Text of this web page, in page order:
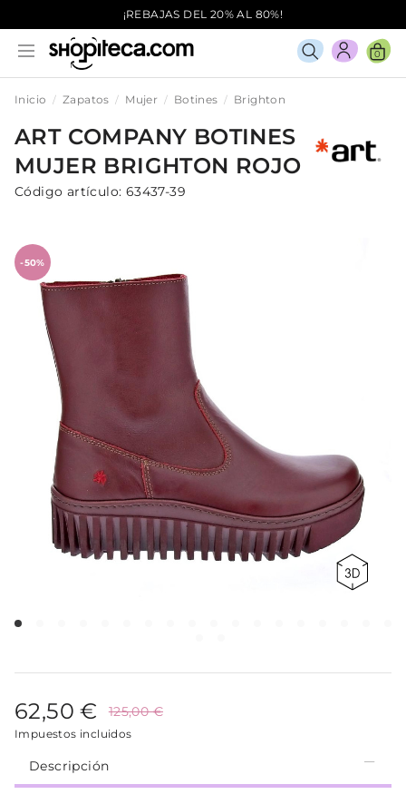
¡REBAJAS DEL 20% AL 80%!
0
Inicio Zapatos Mujer Botines Brighton
ART COMPANY BOTINES
MUJER BRIGHTON ROJO
Código artículo: 63437-39
-50%
62,50 € 125,00 €
Impuestos incluidos
Descripción